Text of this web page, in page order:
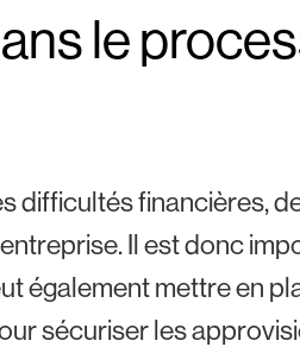
le
difficultés financières,
Il est donc
également mettre en
sécuriser les